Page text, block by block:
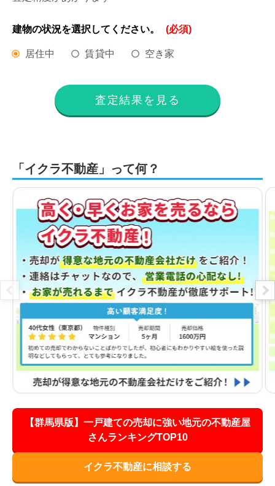
建物の状況を選択してください。 (必須)
居住中 賃貸中 空き家
査定結果を見る
「イクラ不動産」って何？
【群馬県版】一戸建ての売却に強い地元の不動産屋
さんランキングTOP10
イクラ不動産に相談する